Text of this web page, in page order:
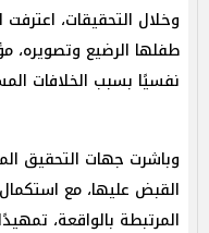
وخلال التحقيقات،
طفلها الرضيع وتصويره،
نفسيًا بسبب الخلافات
وباشرت جهات التحقيق
القبض عليها، مع
المرتبطة بالواقعة،